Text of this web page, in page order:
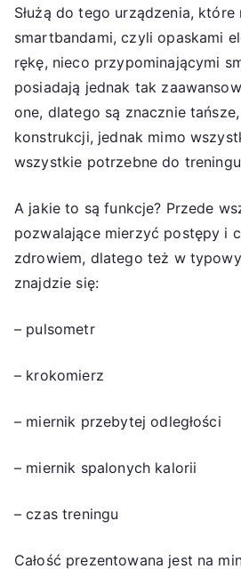
Służą do tego urządzenia, które
smartbandami, czyli opaskami
rękę, nieco przypominającymi
posiadają jednak tak
one, dlatego są znacznie
konstrukcji, jednak mimo
wszystkie potrzebne do
A jakie to są funkcje? Przede
pozwalające mierzyć postępy i
zdrowiem, dlatego też w
znajdzie się:
– pulsometr
– krokomierz
– miernik przebytej odległości
– miernik spalonych kalorii
– czas treningu
Całość prezentowana jest na